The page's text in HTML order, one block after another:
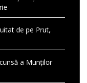
de pe Prut,
a Munților